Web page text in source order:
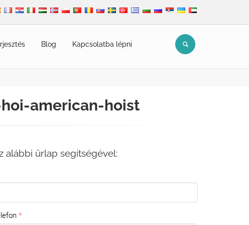
Blog Kapcsolatba lépni
american-hoist
alábbi űrlap segítségével: